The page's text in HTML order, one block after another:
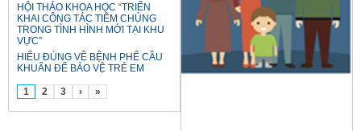
HỘI THẢO KHOA HỌC “TRIỂN
KHAI CÔNG TÁC TIÊM CHỦNG
TRONG TÌNH HÌNH MỚI TẠI KHU
VỰC”
HIỂU ĐÚNG VỀ BỆNH PHẾ CẦU
KHUẨN ĐỂ BẢO VỆ TRẺ EM
1 2 3 › »